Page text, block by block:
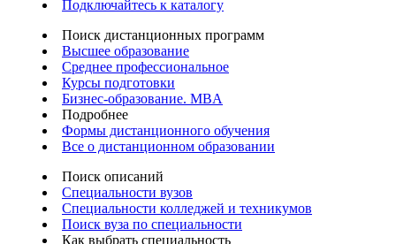
Подключайтесь к каталогу
Поиск дистанционных программ
Высшее образование
Среднее профессиональное
Курсы подготовки
Бизнес-образование. MBA
Подробнее
Формы дистанционного обучения
Все о дистанционном образовании
Поиск описаний
Специальности вузов
Специальности колледжей и техникумов
Поиск вуза по специальности
Как выбрать специальность